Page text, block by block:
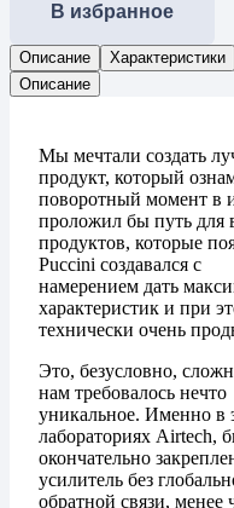
В избранное
Описание Характеристики
Описание
Мы мечтали создать
продукт, который
поворотный момент в
проложил бы путь для
продуктов, которые
Puccini создавался с
намерением дать
характеристик и при
технически очень
Это, безусловно,
нам требовалось нечто
уникальное. Именно в
лабораториях Airtech,
окончательно
усилитель без
обратной связи, менее